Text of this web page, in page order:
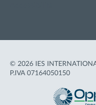
© 2026 IES
P.IVA 07164050150